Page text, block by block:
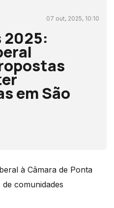
07 out, 2025, 10:10
em São
à Câmara de Ponta
comunidades